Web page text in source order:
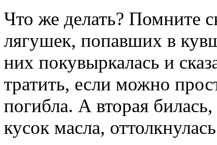
Что же делать? Помните
лягушек, попавших в
них покувыркалась и
тратить, если можно
погибла. А вторая
кусок масла,